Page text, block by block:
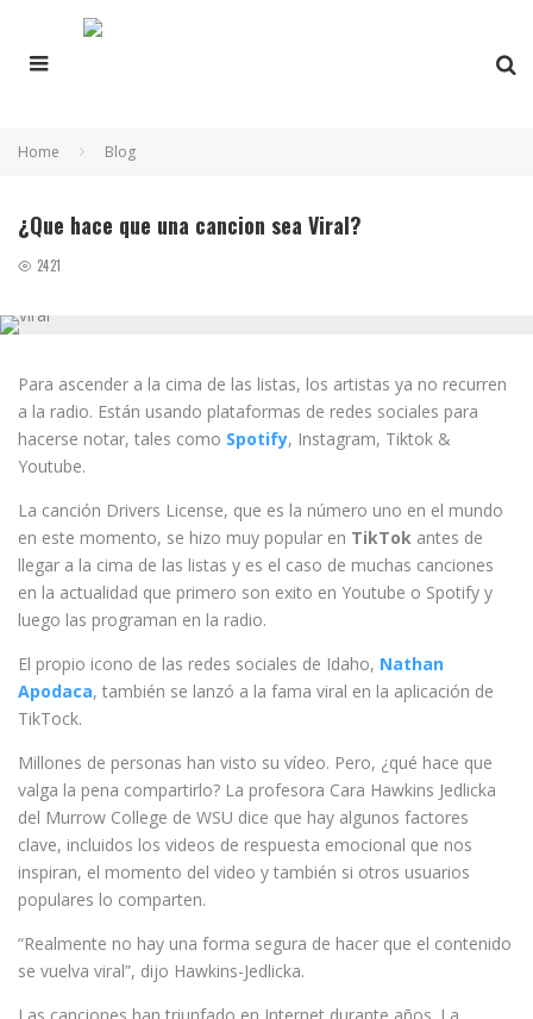
Home Blog
¿Que hace que una cancion sea Viral?
2421
Para ascender a la cima de las listas, los artistas ya no recurren
a la radio. Están usando plataformas de redes sociales para
hacerse notar, tales como Spotify, Instagram, Tiktok &
Youtube.
La canción Drivers License, que es la número uno en el mundo
en este momento, se hizo muy popular en TikTok antes de
llegar a la cima de las listas y es el caso de muchas canciones
en la actualidad que primero son exito en Youtube o Spotify y
luego las programan en la radio.
El propio icono de las redes sociales de Idaho, Nathan
Apodaca, también se lanzó a la fama viral en la aplicación de
TikTock.
Millones de personas han visto su vídeo. Pero, ¿qué hace que
valga la pena compartirlo? La profesora Cara Hawkins Jedlicka
del Murrow College de WSU dice que hay algunos factores
clave, incluidos los videos de respuesta emocional que nos
inspiran, el momento del video y también si otros usuarios
populares lo comparten.
“Realmente no hay una forma segura de hacer que el contenido
se vuelva viral”, dijo Hawkins-Jedlicka.